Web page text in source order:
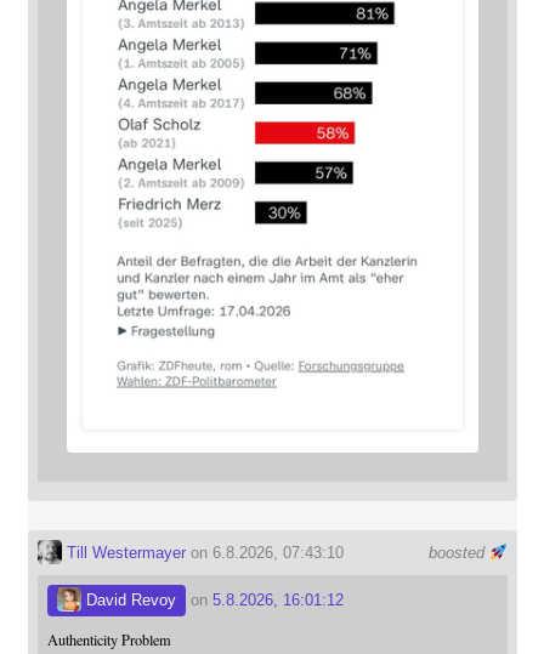
boosted
Till Westermayeron 6.8.2026, 07:43:10
David Revoy on 5.8.2026, 16:01:12
Authenticity Problem